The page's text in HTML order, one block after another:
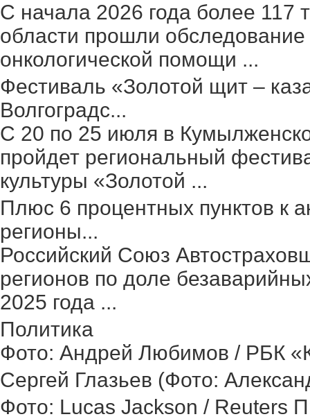
С начала 2026 года более 117
области прошли
онкологической помощи ...
Фестиваль «Золотой щит –
Волгоградс...
С 20 по 25 июля в
пройдет региональный
культуры «Золотой ...
Плюс 6 процентных пунктов к
регионы...
Российский Союз
регионов по доле
2025 года ...
Политика
Фото: Андрей Любимов / РБК
Сергей Глазьев (Фото:
Фото: Lucas Jackson / Reuters